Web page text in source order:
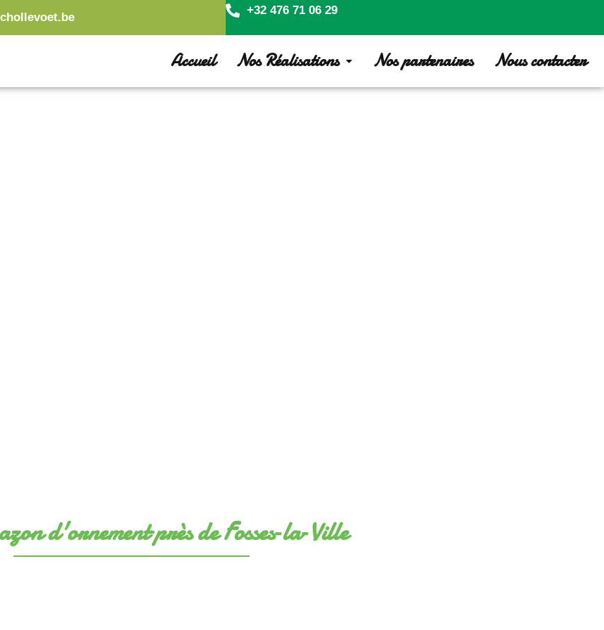
+32 476 71 06 29
Accueil Nos Réalisations Nos partenaires Nous contacter
d'ornement près de Fosses‑la‑Ville